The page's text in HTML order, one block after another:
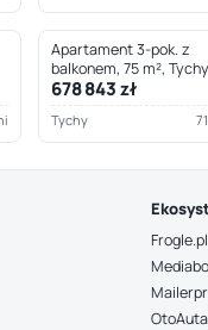
Apartament 3-pok. z
balkonem, 75 m², Tychy
678 843 zł
Tychy
Frogle.pl